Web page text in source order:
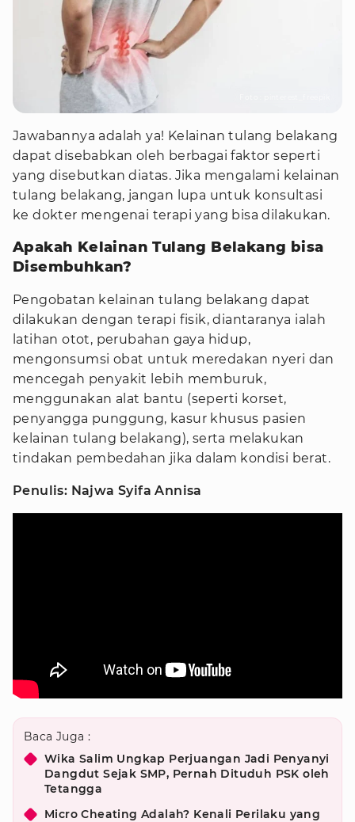
Jawabannya adalah ya! Kelainan tulang belakang
dapat disebabkan oleh berbagai faktor seperti
yang disebutkan diatas. Jika mengalami kelainan
tulang belakang, jangan lupa untuk konsultasi
ke dokter mengenai terapi yang bisa dilakukan.
Apakah Kelainan Tulang Belakang bisa
Disembuhkan?
Pengobatan kelainan tulang belakang dapat
dilakukan dengan terapi fisik, diantaranya ialah
latihan otot, perubahan gaya hidup,
mengonsumsi obat untuk meredakan nyeri dan
mencegah penyakit lebih memburuk,
menggunakan alat bantu (seperti korset,
penyangga punggung, kasur khusus pasien
kelainan tulang belakang), serta melakukan
tindakan pembedahan jika dalam kondisi berat.
Penulis: Najwa Syifa Annisa
Baca Juga :
Wika Salim Ungkap Perjuangan Jadi Penyanyi
Dangdut Sejak SMP, Pernah Dituduh PSK oleh
Tetangga
Micro Cheating Adalah? Kenali Perilaku yang